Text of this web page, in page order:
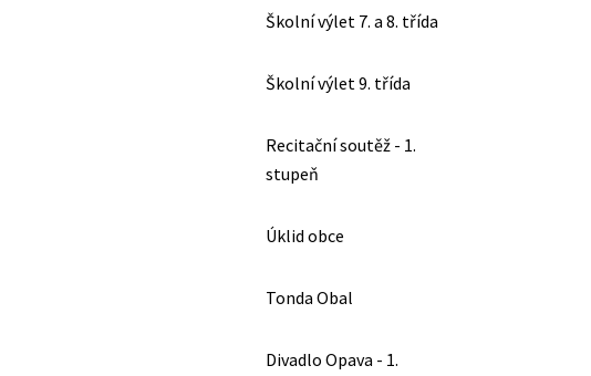
Školní výlet 7. a 8. třída
Školní výlet 9. třída
Recitační soutěž - 1.
stupeň
Úklid obce
Tonda Obal
Divadlo Opava - 1.